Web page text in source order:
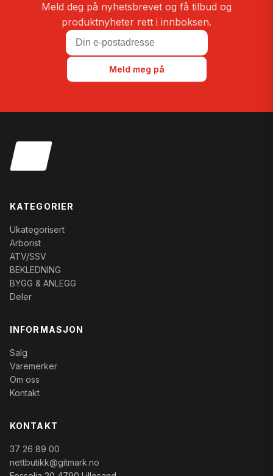
Meld deg på nyhetsbrevet og få tilbud og
produktnyheter rett i innboksen.
Meld meg på
KATEGORIER
Ukategorisert
Arborist
ATV/SSV
BEKLEDNING
BYGG & ANLEGG
Deler
INFORMASJON
Salg
Varemerker
Om oss
Kontakt
KONTAKT
37 26 89 00
nettbutikk@gitmark.no